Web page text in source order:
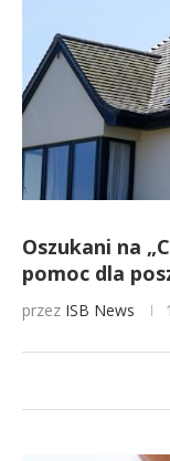
Oszukani na
pomoc dla
przez ISB News